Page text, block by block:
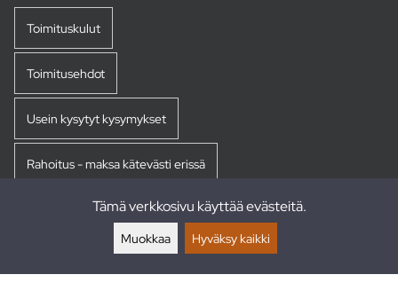
Toimituskulut
Toimitusehdot
Usein kysytyt kysymykset
Rahoitus - maksa kätevästi erissä
Tämä verkkosivu käyttää evästeitä.
Muokkaa Hyväksy kaikki